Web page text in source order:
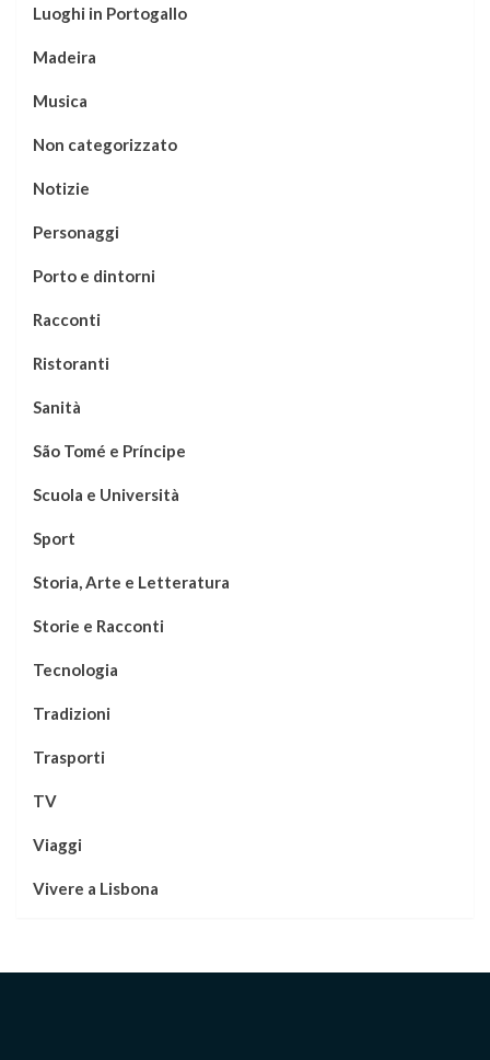
Luoghi in Portogallo
Madeira
Musica
Non categorizzato
Notizie
Personaggi
Porto e dintorni
Racconti
Ristoranti
Sanità
São Tomé e Príncipe
Scuola e Università
Sport
Storia, Arte e Letteratura
Storie e Racconti
Tecnologia
Tradizioni
Trasporti
TV
Viaggi
Vivere a Lisbona